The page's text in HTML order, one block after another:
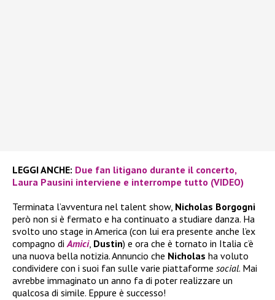
LEGGI ANCHE: Due fan litigano durante il concerto,
Laura Pausini interviene e interrompe tutto (VIDEO)
Terminata l’avventura nel talent show, Nicholas Borgogni
però non si è fermato e ha continuato a studiare danza. Ha
svolto uno stage in America (con lui era presente anche l’ex
compagno diAmici, Dustin) e ora che è tornato in Italia c’è
una nuova bella notizia. Annuncio che Nicholas ha voluto
condividere con i suoi fan sulle varie piattaforme social. Mai
avrebbe immaginato un anno fa di poter realizzare un
qualcosa di simile. Eppure è successo!